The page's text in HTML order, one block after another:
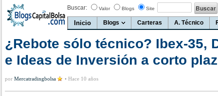
Buscar: Valor Blogs Site
Inicio Blogs Carteras A. Técnico
¿Rebote sólo técnico? Ibex-35,
e Ideas de Inversión a corto
por Mercatradingbolsa • Hace 10 años